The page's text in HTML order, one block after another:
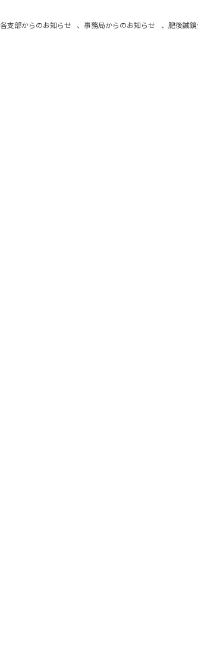
各支部からのお知らせ 、事務局からのお知らせ 、 肥後誠